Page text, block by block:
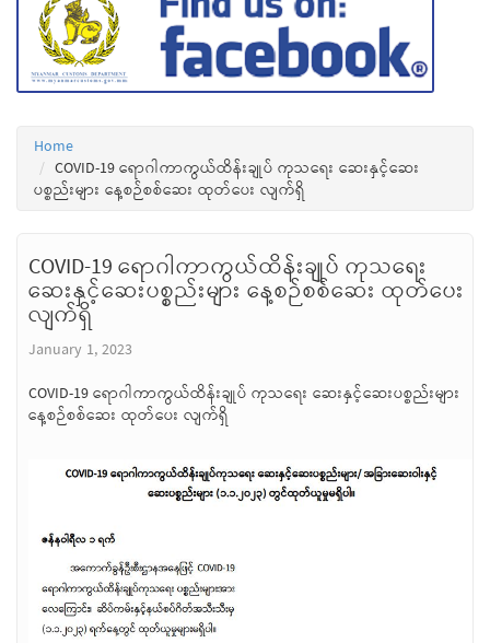
Home
COVID-19 ရောဂါကာကွယ်ထိန်းချုပ် ကုသရေး ဆေးနှင့်ဆေး
ပစ္စည်းများ နေ့စဉ်စစ်ဆေး ထုတ်ပေး လျက်ရှိ
COVID-19 ရောဂါကာကွယ်ထိန်းချုပ် ကုသရေး
ဆေးနှင့်ဆေးပစ္စည်းများ နေ့စဉ်စစ်ဆေး ထုတ်ပေး
လျက်ရှိ
January 1, 2023
COVID-19 ရောဂါကာကွယ်ထိန်းချုပ် ကုသရေး ဆေးနှင့်ဆေးပစ္စည်းများ
နေ့စဉ်စစ်ဆေး ထုတ်ပေး လျက်ရှိ